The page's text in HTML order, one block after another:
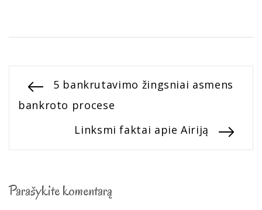
Navigacija
tarp
Previous
post:
5 bankrutavimo žingsniai asmens
bankroto procese
Next
Linksmi faktai apie Airiją
Parašykite komentarą